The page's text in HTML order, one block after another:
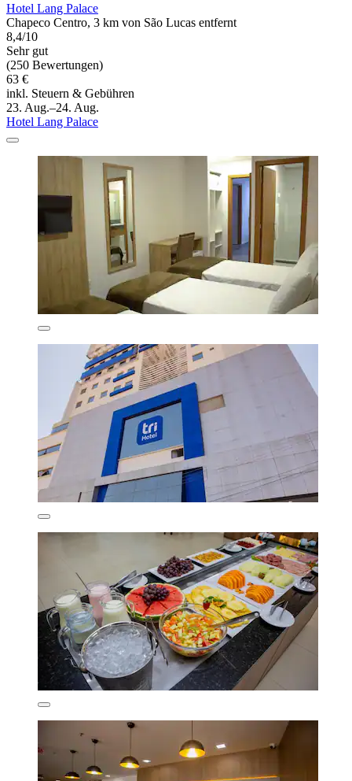
Hotel Lang Palace
Chapeco Centro, 3 km von São Lucas entfernt
8,4/10
Sehr gut
(250 Bewertungen)
63 €
inkl. Steuern & Gebühren
23. Aug.–24. Aug.
Hotel Lang Palace